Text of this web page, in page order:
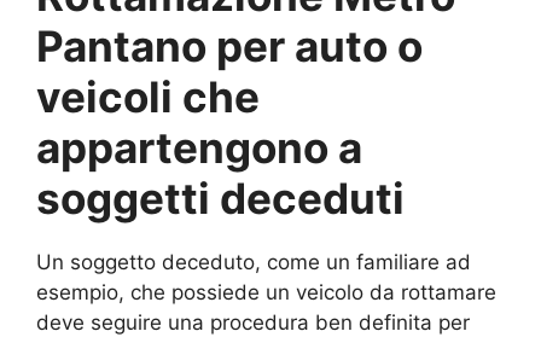
Pantano per auto o
veicoli che
appartengono a
soggetti deceduti
Un soggetto deceduto, come un familiare ad
esempio, che possiede un veicolo da rottamare
deve seguire una procedura ben definita per